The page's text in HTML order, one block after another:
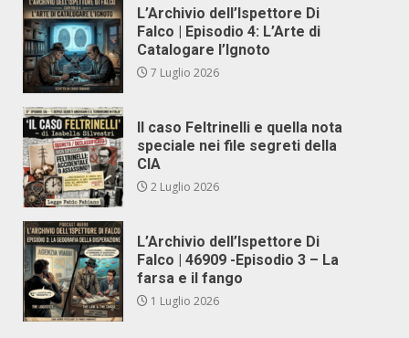
L’Archivio dell’Ispettore Di
Falco | Episodio 4: L’Arte di
Catalogare l’Ignoto
7 Luglio 2026
Il caso Feltrinelli e quella nota
speciale nei file segreti della
CIA
2 Luglio 2026
L’Archivio dell’Ispettore Di
Falco | 46909 -Episodio 3 – La
farsa e il fango
1 Luglio 2026